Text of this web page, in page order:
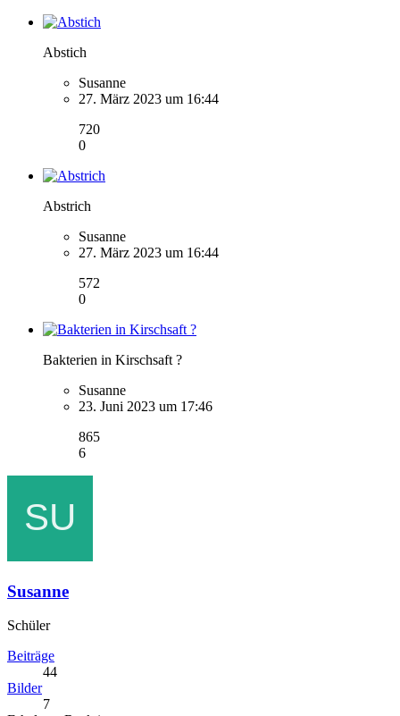
Abstich
Susanne
27. März 2023 um 16:44
720
0
Abstrich
Susanne
27. März 2023 um 16:44
572
0
Bakterien in Kirschsaft ?
Susanne
23. Juni 2023 um 17:46
865
6
Susanne
Schüler
Beiträge
44
Bilder
7